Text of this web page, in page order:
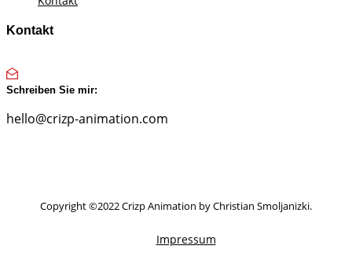
Kontakt
Schreiben Sie mir:
hello@crizp-animation.com
Copyright ©2022 Crizp Animation by Christian Smoljanizki.
Impressum